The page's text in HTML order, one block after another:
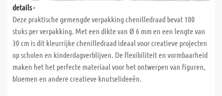
details -
Deze praktische gemengde verpakking chenilledraad bevat 100
stuks per verpakking. Met een dikte van Ø 6 mm en een lengte van
30 cm is dit kleurrijke chenilledraad ideaal voor creatieve projecten
op scholen en kinderdagverblijven. De flexibiliteit en vormbaarheid
maken het het perfecte materiaal voor het ontwerpen van figuren,
bloemen en andere creatieve knutselideeën.